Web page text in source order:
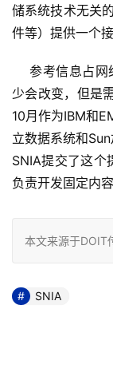
储系统技术无关
件等）提供一个接
参考信息占网
少会改变，但是
10月作为IBM和
立数据系统和
SNIA提交了这个
负责开发固定内
本文来源于DOIT
SNIA